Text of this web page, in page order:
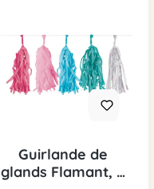
Guirlande de
glands Flamant, 3